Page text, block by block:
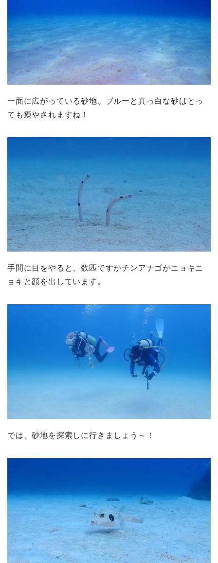
一面に広がっている砂地、ブルーと真っ白な砂はとっ
ても癒やされますね！
手間に目をやると、数匹ですがチンアナゴがニョキニ
ョキと顔を出しています。
では、砂地を探索しに行きましょう～！